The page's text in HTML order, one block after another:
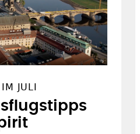
JULI